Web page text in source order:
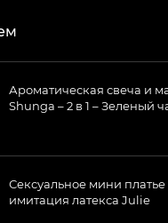
Ароматическая свеча и
Shunga – 2 в 1 – Зеленый
Сексуальное мини
имитация латекса Julie